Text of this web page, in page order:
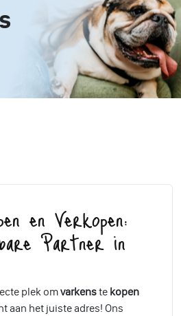
en Verkopen:
Partner in
plek omvarkenste kopen
aan het juiste adres! Ons